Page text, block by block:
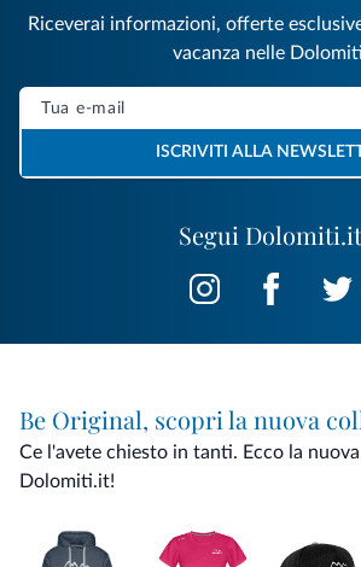
Segui Dolomiti.it
Riceverai informazioni, offerte
vacanza nelle
ISCRIVITI ALLA
Be Original, scopri la nuova
Ce l'avete chiesto in tanti. Ecco la
Dolomiti.it!